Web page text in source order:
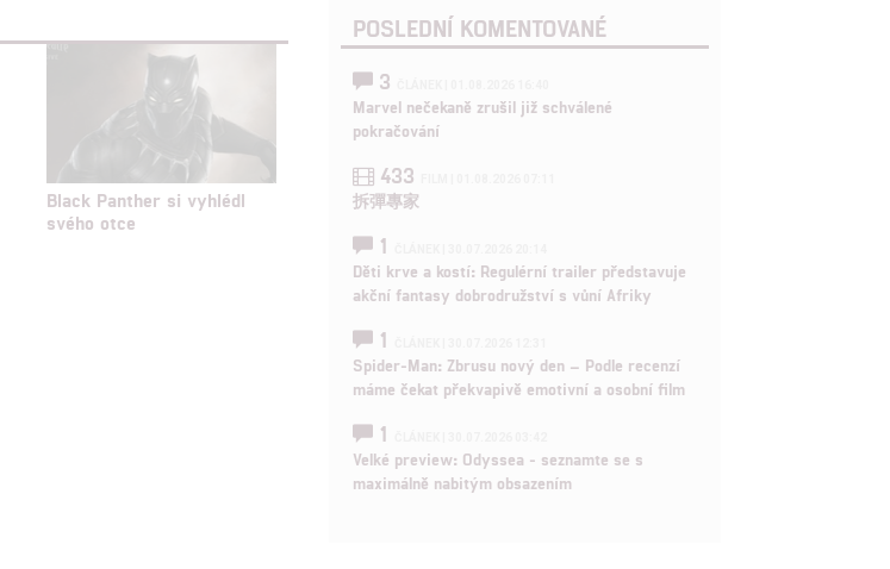
Black Panther si vyhlédl
svého otce
POSLEDNÍ KOMENTOVANÉ
3
Marvel nečekaně zrušil již schválené
pokračování
433
拆彈專家
1
Děti krve a kostí: Regulérní trailer představuje
akční fantasy dobrodružství s vůní Afriky
1
Spider-Man: Zbrusu nový den – Podle recenzí
máme čekat překvapivě emotivní a osobní film
1
Velké preview: Odyssea - seznamte se s
maximálně nabitým obsazením

zde uvedenými dáváte nám i našim partnerům
a zjišťování podvodů a odstraňování chyb,
obsahu